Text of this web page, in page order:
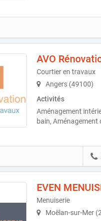
AVO
Courtier en travaux
Angers (49100)
Activités
Aménagement
bain, Aménagement
EVEN
Menuiserie
Moëlan-sur-Mer